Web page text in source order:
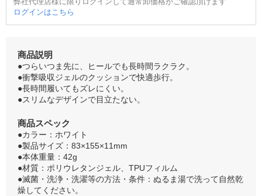
ログインはこちら
商品説明
●つらいつま先に、ヒールでも長時間ラクラク。
●衝撃吸収ジェルのクッションで快適歩行。
●長時間履いてもズレにくい。
●スリムなデザインで目立たない。
商品スペック
●カラー：ホワイト
●製品サイズ：83×155×11mm
●本体重量：42g
●材質：ポリウレタンジェル、TPUフィルム
●滅菌・洗浄・洗濯等の方法・条件：ぬるま湯で洗って自然乾
燥してください。